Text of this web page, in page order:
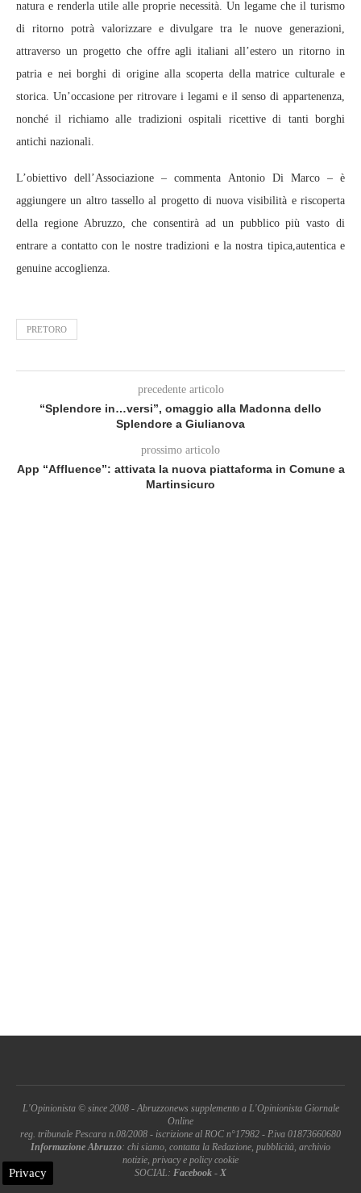
natura e renderla utile alle proprie necessità. Un legame che il turismo
di ritorno potrà valorizzare e divulgare tra le nuove generazioni,
attraverso un progetto che offre agli italiani all’estero un ritorno in
patria e nei borghi di origine alla scoperta della matrice culturale e
storica. Un’occasione per ritrovare i legami e il senso di appartenenza,
nonché il richiamo alle tradizioni ospitali ricettive di tanti borghi
antichi nazionali.
L’obiettivo dell’Associazione – commenta Antonio Di Marco – è
aggiungere un altro tassello al progetto di nuova visibilità e riscoperta
della regione Abruzzo, che consentirà ad un pubblico più vasto di
entrare a contatto con le nostre tradizioni e la nostra tipica,autentica e
genuine accoglienza.
PRETORO
precedente articolo
“Splendore in…versi”, omaggio alla Madonna dello
Splendore a Giulianova
prossimo articolo
App “Affluence”: attivata la nuova piattaforma in Comune a
Martinsicuro
L'Opinionista © since 2008 - Abruzzonews supplemento a L'Opinionista Giornale
Online
reg. tribunale Pescara n.08/2008 - iscrizione al ROC n°17982 - P.iva 01873660680
Informazione Abruzzo: chi siamo, contatta la Redazione, pubblicità, archivio
notizie, privacy e policy cookie
SOCIAL: Facebook - X
Privacy